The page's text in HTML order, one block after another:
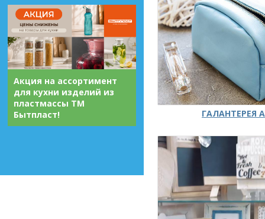
Акция на ассортимент
для кухни изделий из
пластмассы ТМ
Бытпласт!
ГАЛАНТЕРЕЯ